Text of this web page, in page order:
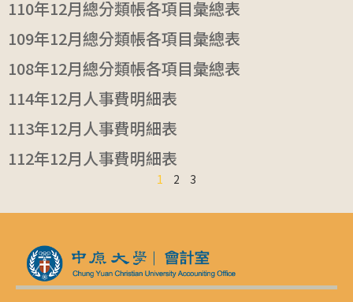
110年12月總分類帳各項目彙總表
109年12月總分類帳各項目彙總表
108年12月總分類帳各項目彙總表
114年12月人事費明細表
113年12月人事費明細表
112年12月人事費明細表
1 2 3